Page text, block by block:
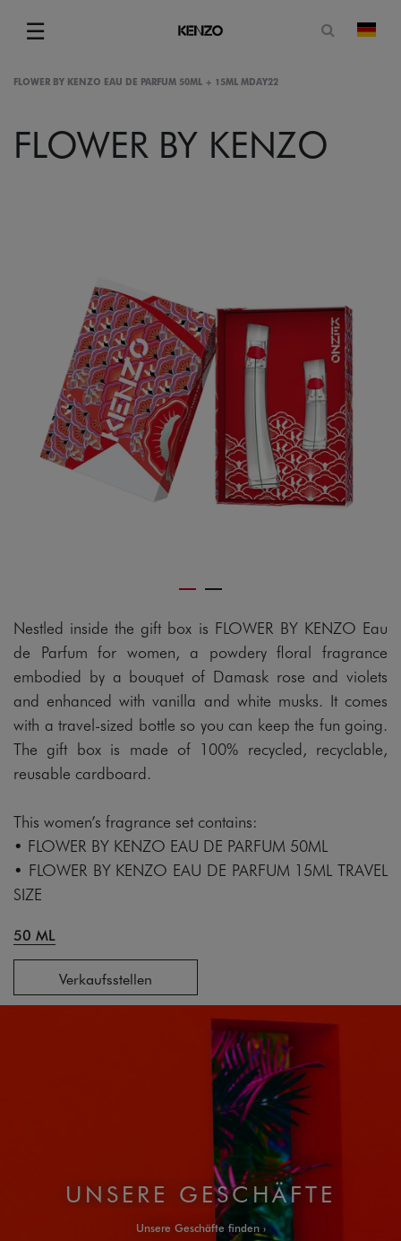
☰
Menu
FLOWER BY KENZO EAU DE PARFUM 50ML + 15ML MDAY22
FLOWER BY KENZO
Nestled inside the gift box is FLOWER BY KENZO Eau
de Parfum for women, a powdery floral fragrance
embodied by a bouquet of Damask rose and violets
and enhanced with vanilla and white musks. It comes
with a travel-sized bottle so you can keep the fun going.
The gift box is made of 100% recycled, recyclable,
reusable cardboard.
This women’s fragrance set contains:
• FLOWER BY KENZO EAU DE PARFUM 50ML
• FLOWER BY KENZO EAU DE PARFUM 15ML TRAVEL
SIZE
50 ML
Verkaufsstellen
UNSERE GESCHÄFTE
Unsere Geschäfte finden